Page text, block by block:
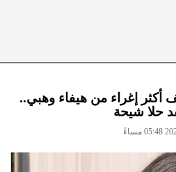
أكثر إغراء من هيفاء وهبي..
حلا شيحة